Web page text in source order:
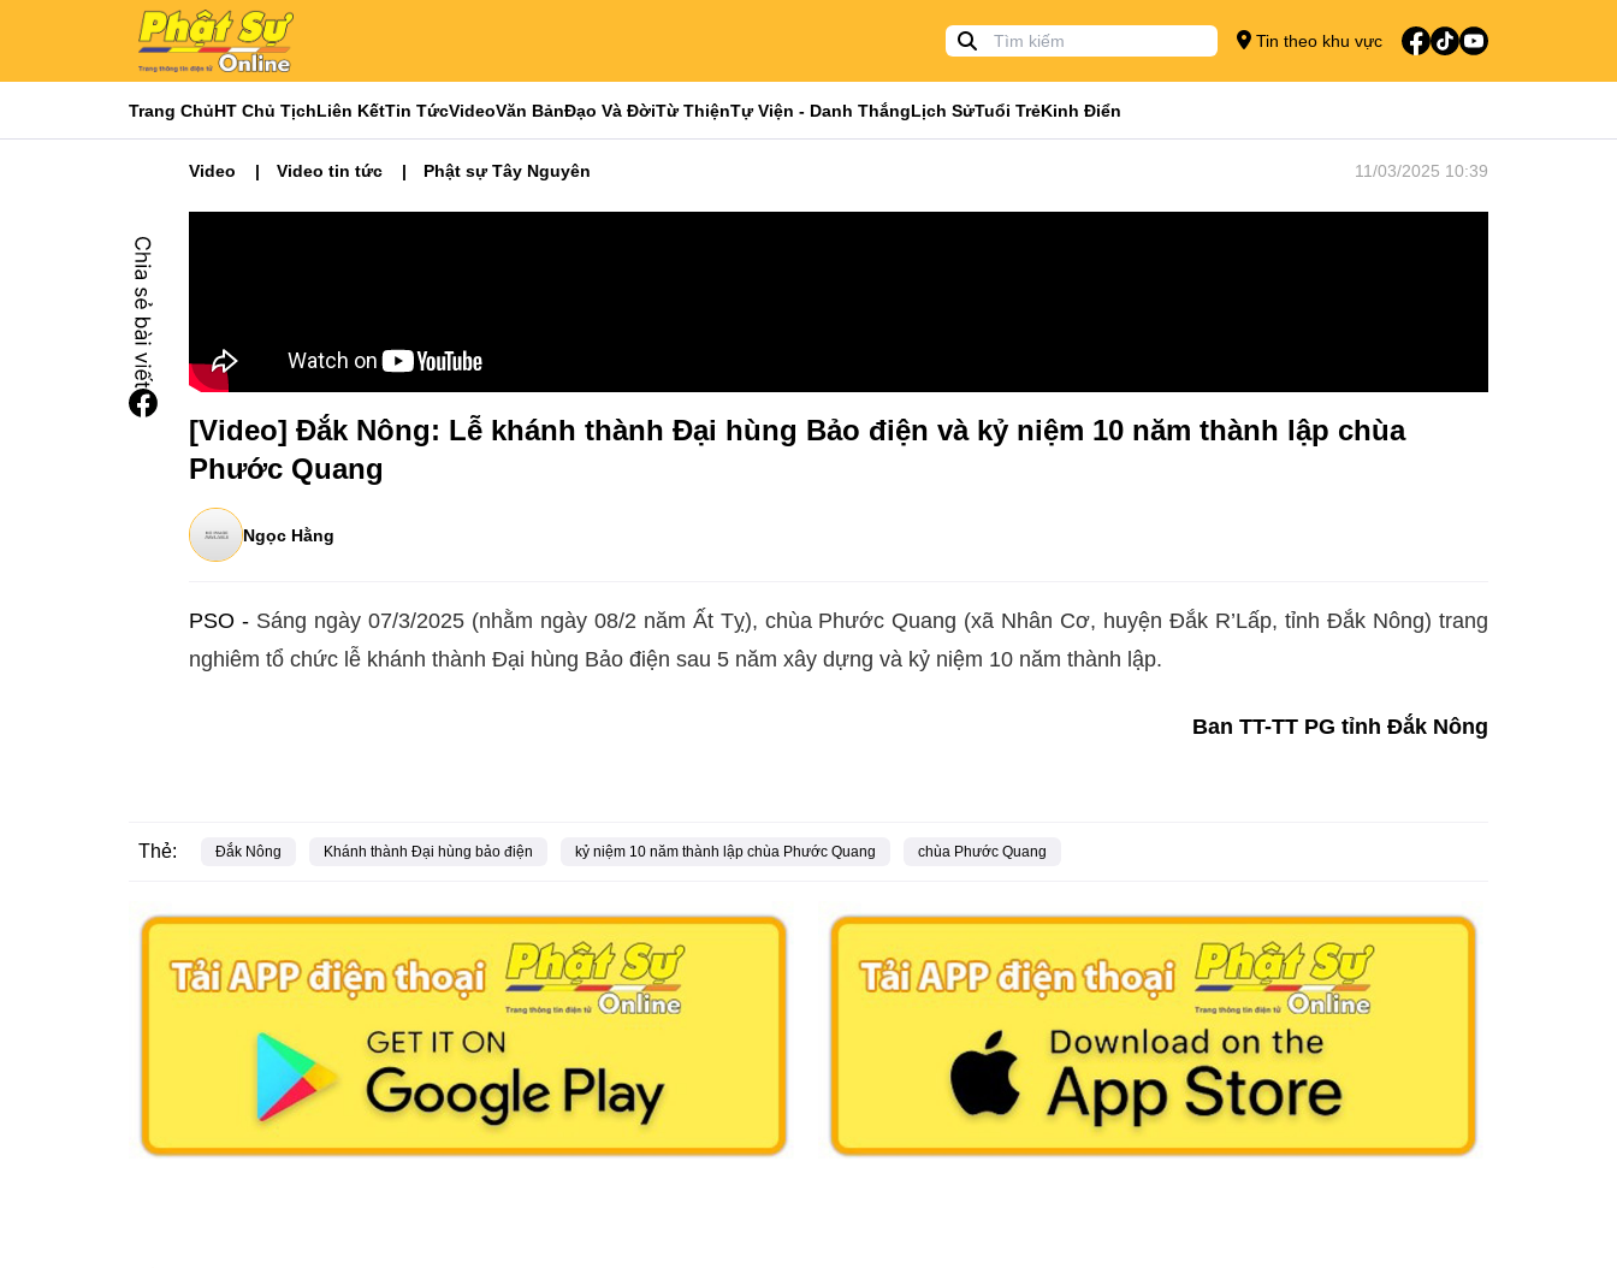
Tin theo khu vực
Trang ChủHT Chủ TịchLiên KếtTin TứcVideoVăn BảnĐạo Và ĐờiTừ ThiệnTự Viện - Danh ThắngLịch SửTuổi TrẻKinh Điển
Video Video tin tức Phật sự Tây Nguyên 11/03/2025 10:39
[Video] Đắk Nông: Lễ khánh thành Đại hùng Bảo điện và kỷ niệm 10 năm thành lập chùa
Phước Quang
Ngọc Hằng
PSO - Sáng ngày 07/3/2025 (nhằm ngày 08/2 năm Ất Tỵ), chùa Phước Quang (xã Nhân Cơ, huyện Đắk R’Lấp, tỉnh Đắk Nông) trang
nghiêm tổ chức lễ khánh thành Đại hùng Bảo điện sau 5 năm xây dựng và kỷ niệm 10 năm thành lập.
Ban TT-TT PG tỉnh Đắk Nông
Thẻ: Đắk Nông Khánh thành Đại hùng bảo điện kỷ niệm 10 năm thành lập chùa Phước Quang chùa Phước Quang